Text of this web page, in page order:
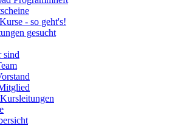
- so geht's!
gesucht
sind